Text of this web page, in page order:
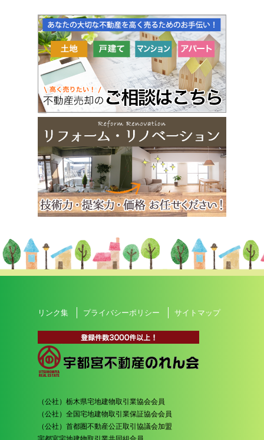
リンク集 プライバシーポリシー サイトマップ
（公社）栃木県宅地建物取引業協会会員
（公社）全国宅地建物取引業保証協会会員
（公社）首都圏不動産公正取引協議会加盟